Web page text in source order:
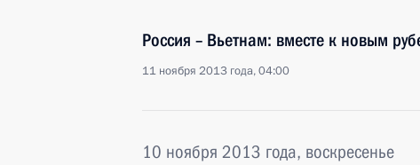
Россия – Вьетнам: вместе к новым
11 ноября 2013 года, 04:00
10 ноября 2013 года, воскресенье